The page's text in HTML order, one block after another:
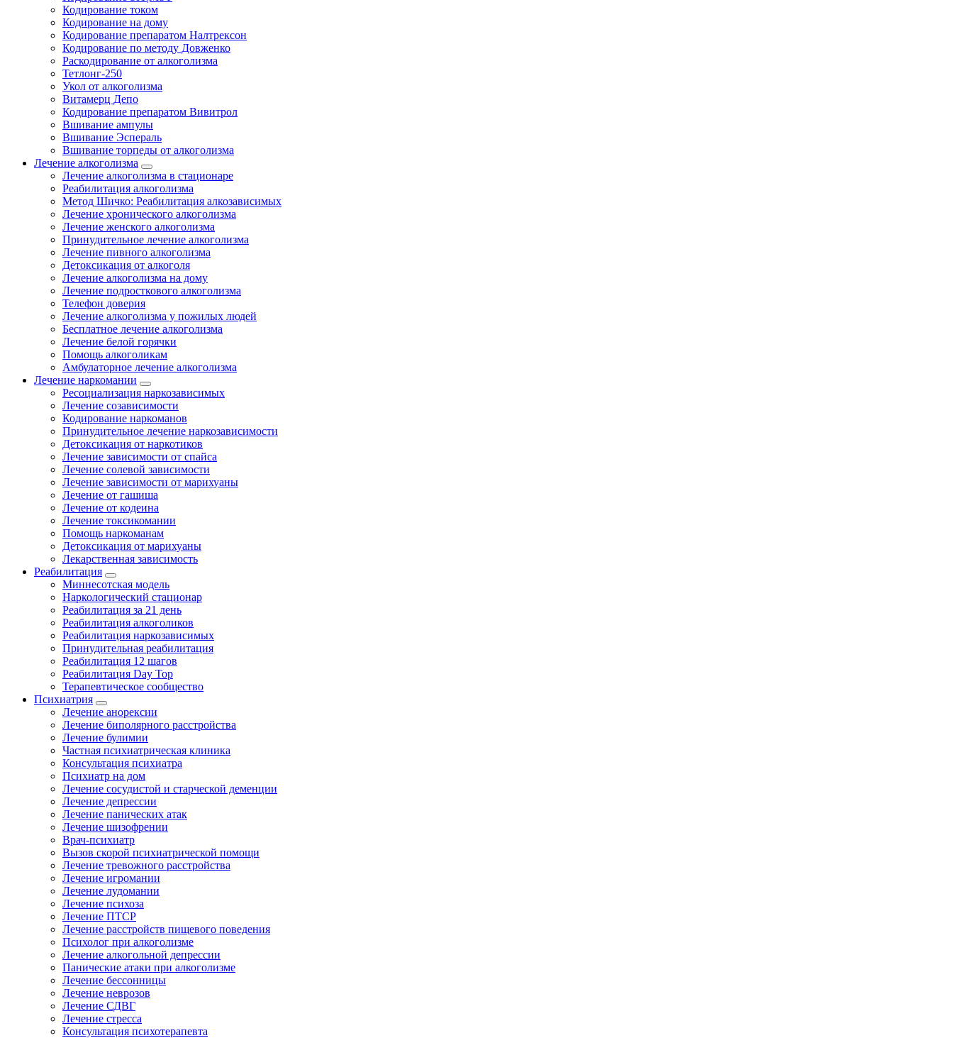
Кодирование током
Кодирование на дому
Кодирование препаратом Налтрексон
Кодирование по методу Довженко
Раскодирование от алкоголизма
Тетлонг-250
Укол от алкоголизма
Витамерц Депо
Кодирование препаратом Вивитрол
Вшивание ампулы
Вшивание Эспераль
Вшивание торпеды от алкоголизма
Лечение алкоголизма
Лечение алкоголизма в стационаре
Реабилитация алкоголизма
Метод Шичко: Реабилитация алкозависимых
Лечение хронического алкоголизма
Лечение женского алкоголизма
Принудительное лечение алкоголизма
Лечение пивного алкоголизма
Детоксикация от алкоголя
Лечение алкоголизма на дому
Лечение подросткового алкоголизма
Телефон доверия
Лечение алкоголизма у пожилых людей
Бесплатное лечение алкоголизма
Лечение белой горячки
Помощь алкоголикам
Амбулаторное лечение алкоголизма
Лечение наркомании
Ресоциализация наркозависимых
Лечение созависимости
Кодирование наркоманов
Принудительное лечение наркозависимости
Детоксикация от наркотиков
Лечение зависимости от спайса
Лечение солевой зависимости
Лечение зависимости от марихуаны
Лечение от гашиша
Лечение от кодеина
Лечение токсикомании
Помощь наркоманам
Детоксикация от марихуаны
Лекарственная зависимость
Реабилитация
Миннесотская модель
Наркологический стационар
Реабилитация за 21 день
Реабилитация алкоголиков
Реабилитация наркозависимых
Принудительная реабилитация
Реабилитация 12 шагов
Реабилитация Day Top
Терапевтическое сообщество
Психиатрия
Лечение анорексии
Лечение биполярного расстройства
Лечение булимии
Частная психиатрическая клиника
Консультация психиатра
Психиатр на дом
Лечение сосудистой и старческой деменции
Лечение депрессии
Лечение панических атак
Лечение шизофрении
Врач-психиатр
Вызов скорой психиатрической помощи
Лечение тревожного расстройства
Лечение игромании
Лечение лудомании
Лечение психоза
Лечение ПТСР
Лечение расстройств пищевого поведения
Психолог при алкоголизме
Лечение алкогольной депрессии
Панические атаки при алкоголизме
Лечение бессонницы
Лечение неврозов
Лечение СДВГ
Лечение стресса
Консультация психотерапевта